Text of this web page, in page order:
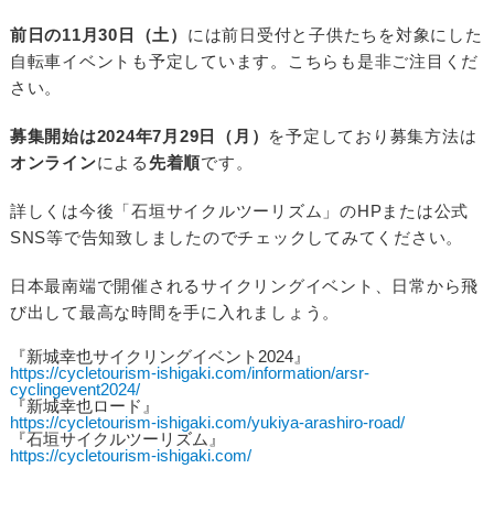
前日の11月30日（土） には前日受付と子供たちを対象にした
自転車イベントも予定しています。こちらも是非ご注目くだ
さい。
募集開始は2024年7月29日（月） を予定しており募集方法は
オンラインによる先着順です。
詳しくは今後「石垣サイクルツーリズム」のHPまたは公式
SNS等で告知致しましたのでチェックしてみてください。
日本最南端で開催されるサイクリングイベント、日常から飛
び出して最高な時間を手に入れましょう。
『新城幸也サイクリングイベント2024』
https://cycletourism-ishigaki.com/information/arsr-
cyclingevent2024/
『新城幸也ロード』
https://cycletourism-ishigaki.com/yukiya-arashiro-road/
『石垣サイクルツーリズム』
https://cycletourism-ishigaki.com/